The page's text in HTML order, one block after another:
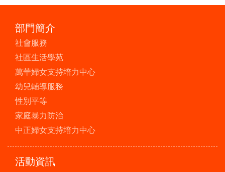
部門簡介
社會服務
社區生活學苑
萬華婦女支持培力中心
幼兒輔導服務
性別平等
家庭暴力防治
中正婦女支持培力中心
活動資訊